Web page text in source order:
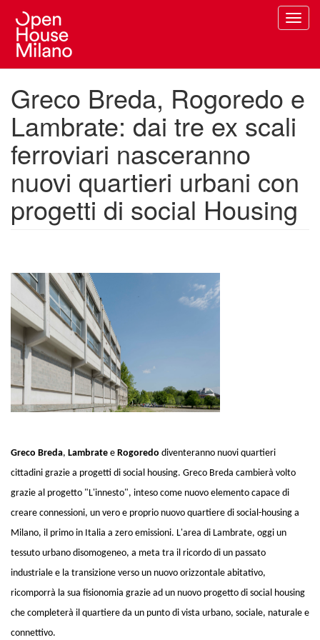
contenuto
principale
Greco Breda, Rogoredo e
Lambrate: dai tre ex scali
ferroviari nasceranno
nuovi quartieri urbani con
progetti di social Housing
Greco Breda, Lambrate e Rogoredo diventeranno nuovi quartieri
cittadini grazie a progetti di social housing. Greco Breda cambierà volto
grazie al progetto "L'innesto", inteso come nuovo elemento capace di
creare connessioni, un vero e proprio nuovo quartiere di social-housing a
Milano, il primo in Italia a zero emissioni. L'area di Lambrate, oggi un
tessuto urbano disomogeneo, a meta tra il ricordo di un passato
industriale e la transizione verso un nuovo orizzontale abitativo,
ricomporrà la sua fisionomia grazie ad un nuovo progetto di social housing
che completerà il quartiere da un punto di vista urbano, sociale, naturale e
connettivo.